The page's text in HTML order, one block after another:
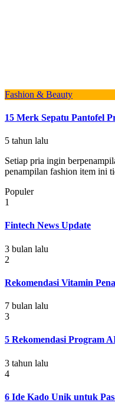
Fashion & Beauty
15 Merk Sepatu Pantofel
5 tahun lalu
Setiap pria ingin
penampilan fashion item ini
Populer
1
Fintech News Update
3 bulan lalu
2
Rekomendasi Vitamin
7 bulan lalu
3
5 Rekomendasi Program
3 tahun lalu
4
6 Ide Kado Unik untuk